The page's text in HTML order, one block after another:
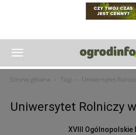
Strona główna Tagi Uniwersytet
Uniwersytet Rolniczy
XVIII Ogólnopolskie